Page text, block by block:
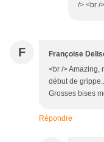
/> <br /
F Françoise
<br /> Amazing,
début de
Grosses bises
Répondre